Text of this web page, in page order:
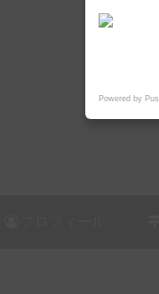
Powered by